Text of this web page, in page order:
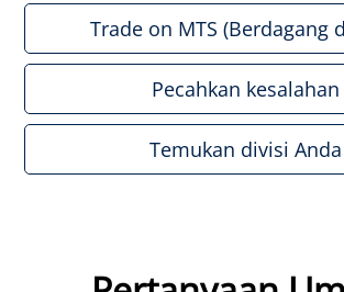
Trade on MTS (Berdagang
Pecahkan kesalahan
Temukan divisi Anda